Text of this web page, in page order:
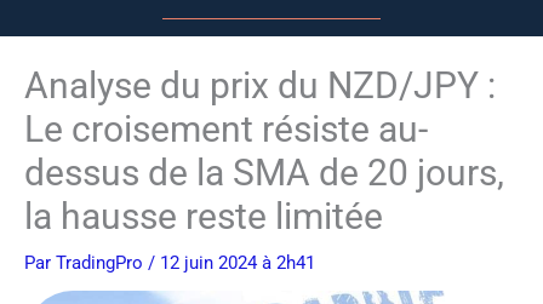
Analyse du prix du NZD/JPY :
Le croisement résiste au-
dessus de la SMA de 20 jours,
la hausse reste limitée
Par TradingPro / 12 juin 2024 à 2h41